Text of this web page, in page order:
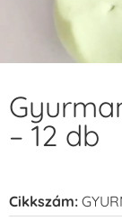
– 12 db
Cikkszám: